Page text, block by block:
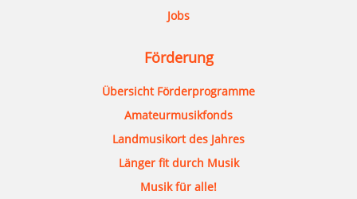
Jobs
Förderung
Übersicht Förderprogramme
Amateurmusikfonds
Landmusikort des Jahres
Länger fit durch Musik
Musik für alle!